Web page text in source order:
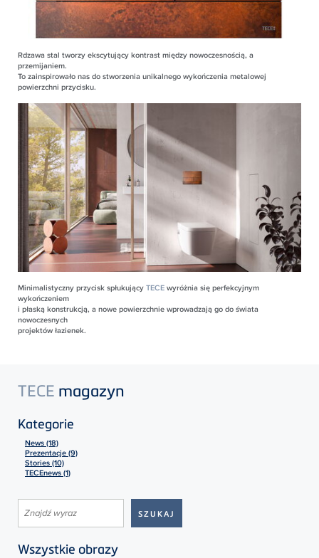
Rdzawa stal tworzy ekscytujący kontrast między nowoczesnością, a
przemijaniem.
To zainspirowało nas do stworzenia unikalnego wykończenia metalowej
powierzchni przycisku.
Minimalistyczny przycisk spłukującyTECEwyróżnia się perfekcyjnym
wykończeniem
i płaską konstrukcją, a nowe powierzchnie wprowadzają go do świata
nowoczesnych
projektów łazienek.
TECE magazyn
Kategorie
News (18)
Prezentacje (9)
Stories (10)
TECEnews (1)
Wszystkie obrazy